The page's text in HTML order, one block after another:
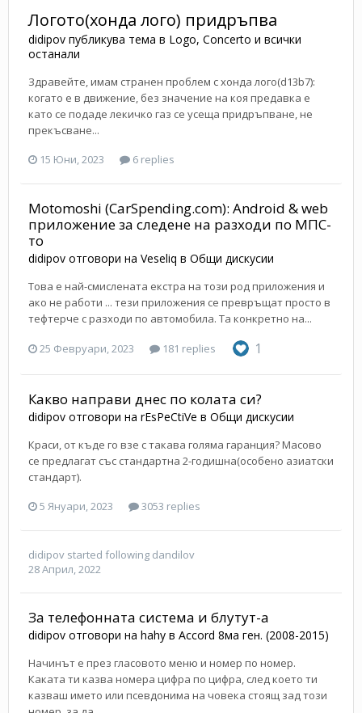
Логото(хонда лого) придръпва
didipov публикува тема в Logo, Concerto и всички
останали
Здравейте, имам странен проблем с хонда лого(d13b7):
когато е в движение, без значение на коя предавка е
като се подаде лекичко газ се усеща придръпване, не
прекъсване...
15 Юни, 2023
6 replies
Motomoshi (CarSpending.com): Android & web
приложение за следене на разходи по МПС-
то
didipov отговори на Veseliq в Общи дискусии
Това е най-смислената екстра на този род приложения и
ако не работи ... тези приложения се превръщат просто в
тефтерче с разходи по автомобила. Та конкретно на...
25 Февруари, 2023 181 replies 1
Какво направи днес по колата си?
didipov отговори на rEsPeCtiVe в Общи дискусии
Краси, от къде го взе с такава голяма гаранция? Масово
се предлагат със стандартна 2-годишна(особено азиатски
стандарт).
5 Януари, 2023
3053 replies
didipov started following dandilov
28 Април, 2022
За телефонната система и блутут-а
didipov отговори на hahy в Accord 8ма ген. (2008-2015)
Начинът е през гласовото меню и номер по номер.
Каката ти казва номера цифра по цифра, след което ти
казваш името или псевдонима на човека стоящ зад този